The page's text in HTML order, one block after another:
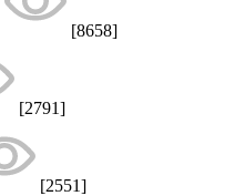
[8658]
[2791]
[2551]